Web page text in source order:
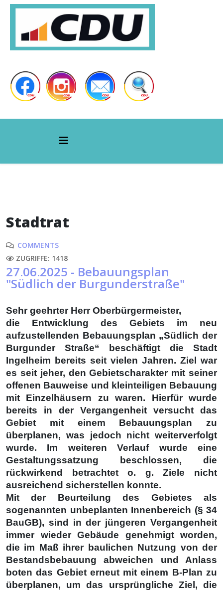
Stadtrat
COMMENTS
ZUGRIFFE: 1418
27.06.2025 - Bebauungsplan
"Südlich der Burgunderstraße"
Sehr geehrter Herr Oberbürgermeister,
die Entwicklung des Gebiets im neu
aufzustellenden Bebauungsplan „Südlich der
Burgunder Straße“ beschäftigt die Stadt
Ingelheim bereits seit vielen Jahren. Ziel war
es seit jeher, den Gebietscharakter mit seiner
offenen Bauweise und kleinteiligen Bebauung
mit Einzelhäusern zu waren. Hierfür wurde
bereits in der Vergangenheit versucht das
Gebiet mit einem Bebauungsplan zu
überplanen, was jedoch nicht weiterverfolgt
wurde. Im weiteren Verlauf wurde eine
Gestaltungssatzung beschlossen, die
rückwirkend betrachtet o. g. Ziele nicht
ausreichend sicherstellen konnte.
Mit der Beurteilung des Gebietes als
sogenannten unbeplanten Innenbereich (§ 34
BauGB), sind in der jüngeren Vergangenheit
immer wieder Gebäude genehmigt worden,
die im Maß ihrer baulichen Nutzung von der
Bestandsbebauung abweichen und Anlass
boten das Gebiet erneut mit einem B-Plan zu
überplanen, um das ursprüngliche Ziel, die